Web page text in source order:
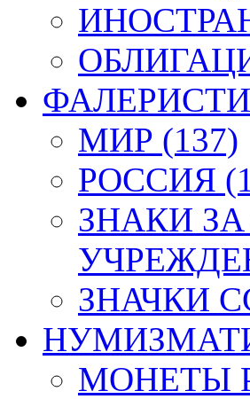
МИР (137)
РОССИЯ
ЗНАКИ
ЗНАЧКИ
МОНЕТЫ